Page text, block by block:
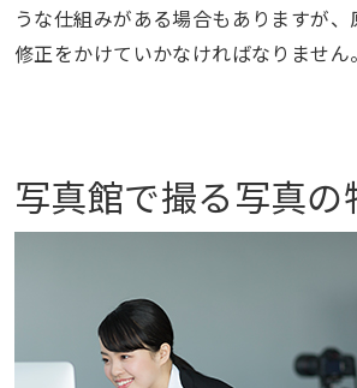
うな仕組みがある場合もありますが、
修正をかけていかなければなりません
写真館で撮る写真の